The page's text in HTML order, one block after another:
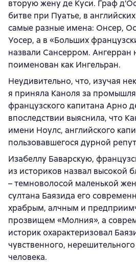
вторую жену де Куси. Граф
битве при Пуатье, в
самые разные имена: Онсер,
Уосер, а в «Больших
назвали Сансерром. Ангерран
поименован как Ингельран.
Неудивительно, что, изучая
я приняла Каноля за
французского капитана Арно
впоследствии выяснила, что
имени Ноулс, английского
пользовавшегося дурной
Изабеллу Баварскую,
из историков назвал высокой
– темноволосой маленькой
султана Баязида его
храбрым, алчным и
прозвищем «Молния», а
историк охарактеризовал
чувственного,
человека.